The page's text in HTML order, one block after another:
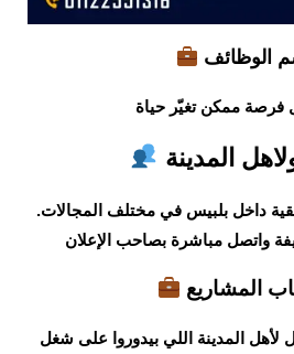
الوظائف
المدينة
داخل بلبيس في مختلف المجالات.
واتصل مباشرة بصاحب الإعلان
المشاريع
لأهل المدينة اللي بيدوروا على شغل